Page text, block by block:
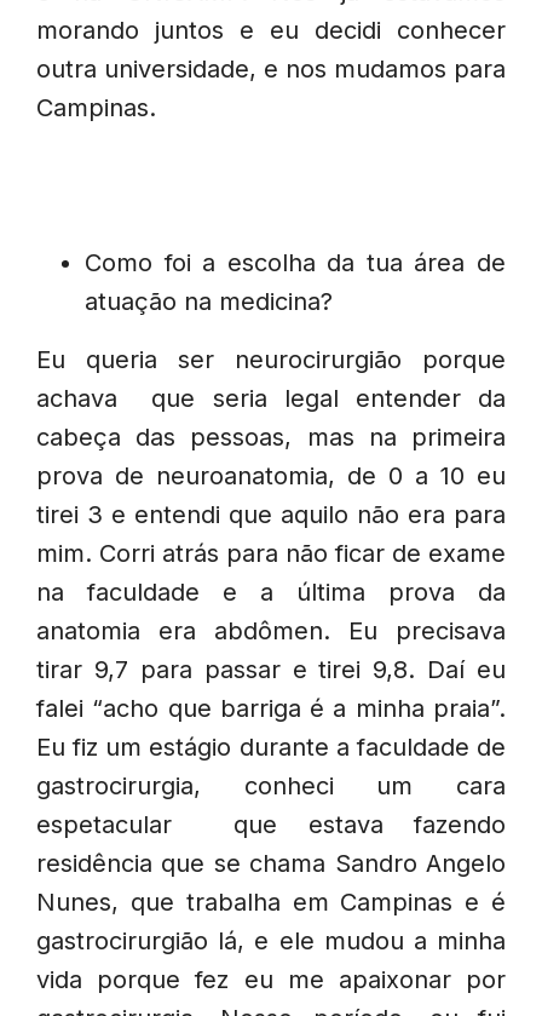
morando juntos e eu decidi conhecer
outra universidade, e nos mudamos para
Campinas.
Como foi a escolha da tua área de
atuação na medicina?
Eu queria ser neurocirurgião porque
achava que seria legal entender da
cabeça das pessoas, mas na primeira
prova de neuroanatomia, de 0 a 10 eu
tirei 3 e entendi que aquilo não era para
mim. Corri atrás para não ficar de exame
na faculdade e a última prova da
anatomia era abdômen. Eu precisava
tirar 9,7 para passar e tirei 9,8. Daí eu
falei “acho que barriga é a minha praia”.
Eu fiz um estágio durante a faculdade de
gastrocirurgia, conheci um cara
espetacular que estava fazendo
residência que se chama Sandro Angelo
Nunes, que trabalha em Campinas e é
gastrocirurgião lá, e ele mudou a minha
vida porque fez eu me apaixonar por